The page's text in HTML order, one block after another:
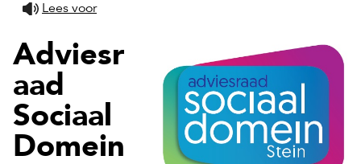
Lees voor
Adviesr
aad
Sociaal
Domein